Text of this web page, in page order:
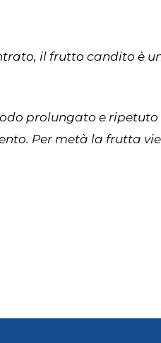
il frutto candito è
prolungato e ripetuto
Per metà la frutta